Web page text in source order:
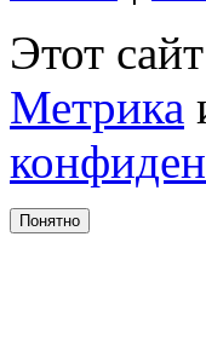
Этот
Метрика
Понятно